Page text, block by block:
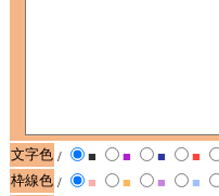
文字色 / ■ ■ ■ ■
枠線色 / ■ ■ ■ ■